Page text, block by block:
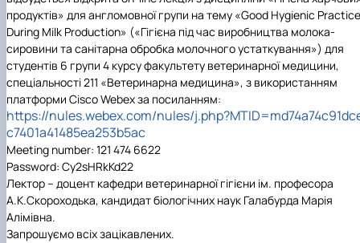
продуктів» для англомовної групи на тему «Good Hygienic Practice
During Milk Production» («Гігієна під час виробництва молока-
сировини та санітарна обробка молочного устаткування») для
студентів 6 групи 4 курсу факультету ветеринарної медицини,
спеціальності 211 «Ветеринарна медицина», з використанням
платформи Cisco Webex за посиланням:
https://nules.webex.com/nules/
c7401a41485ea253b5ac
Meeting number: 121 474 6622
Password: Cy2sHRkKd22
Лектор – доцент кафедри ветеринарної гігієни ім. професора
А.К.Скороходька, кандидат біологічних наук Галабурда Марія
Алімівна.
Запрошуємо всіх зацікавлених.